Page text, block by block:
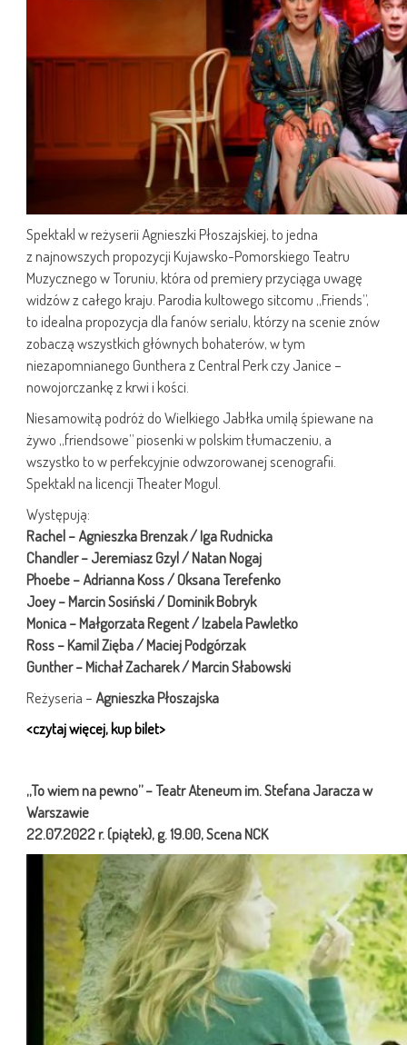
Spektakl w reżyserii Agnieszki Płoszajskiej, to jedna
z najnowszych propozycji Kujawsko-Pomorskiego Teatru
Muzycznego w Toruniu, która od premiery przyciąga uwagę
widzów z całego kraju. Parodia kultowego sitcomu „Friends”,
to idealna propozycja dla fanów serialu, którzy na scenie znów
zobaczą wszystkich głównych bohaterów, w tym
niezapomnianego Gunthera z Central Perk czy Janice –
nowojorczankę z krwi i kości.
Niesamowitą podróż do Wielkiego Jabłka umilą śpiewane na
żywo „friendsowe” piosenki w polskim tłumaczeniu, a
wszystko to w perfekcyjnie odwzorowanej scenografii.
Spektakl na licencji Theater Mogul.
Występują:
Rachel – Agnieszka Brenzak / Iga Rudnicka
Chandler – Jeremiasz Gzyl / Natan Nogaj
Phoebe – Adrianna Koss / Oksana Terefenko
Joey – Marcin Sosiński / Dominik Bobryk
Monica – Małgorzata Regent / Izabela Pawletko
Ross – Kamil Zięba / Maciej Podgórzak
Gunther – Michał Zacharek / Marcin Słabowski
Reżyseria – Agnieszka Płoszajska
<czytaj więcej, kup bilet>
„To wiem na pewno” –Teatr Ateneum im. Stefana Jaracza w
Warszawie
22.07.2022 r. (piątek), g. 19.00, Scena NCK